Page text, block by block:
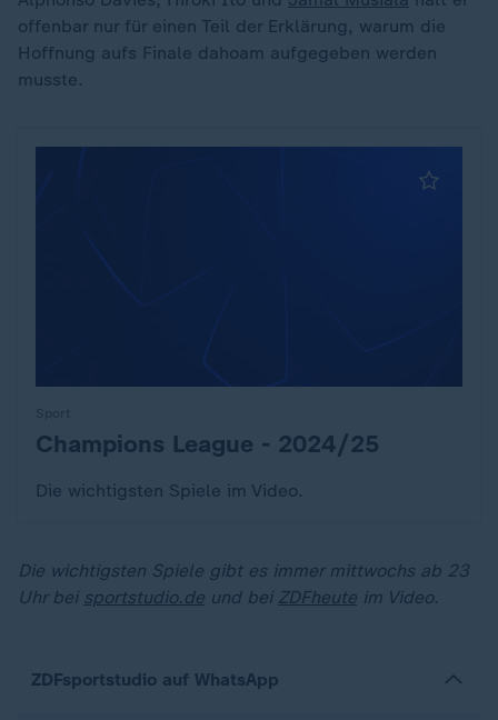
offenbar nur für einen Teil der Erklärung, warum die
Hoffnung aufs Finale dahoam aufgegeben werden
musste.
:Champions League - 2024/25
Die wichtigsten Spiele im Video.
Die wichtigsten Spiele gibt es immer mittwochs ab 23
Uhr bei sportstudio.de und bei ZDFheute im Video.
ZDFsportstudio auf WhatsApp